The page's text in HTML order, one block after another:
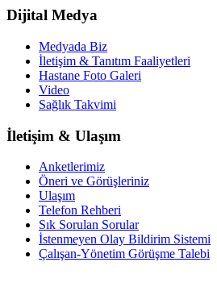
Dijital Medya
Medyada Biz
İletişim & Tanıtım Faaliyetleri
Hastane Foto Galeri
Video
Sağlık Takvimi
İletişim & Ulaşım
Anketlerimiz
Öneri ve Görüşleriniz
Ulaşım
Telefon Rehberi
Sık Sorulan Sorular
İstenmeyen Olay Bildirim Sistemi
Çalışan-Yönetim Görüşme Talebi